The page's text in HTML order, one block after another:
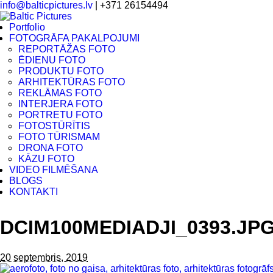
info@balticpictures.lv | +371 26154494
Portfolio
FOTOGRĀFA PAKALPOJUMI
REPORTĀŽAS FOTO
ĒDIENU FOTO
PRODUKTU FOTO
ARHITEKTŪRAS FOTO
REKLĀMAS FOTO
INTERJERA FOTO
PORTRETU FOTO
FOTOSTŪRĪTIS
FOTO TŪRISMAM
DRONA FOTO
KĀZU FOTO
VIDEO FILMĒŠANA
BLOGS
KONTAKTI
20 septembris, 2019